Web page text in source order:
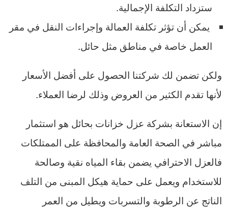
ستزداد التكلفة الإجمالية.
يمكن أن تؤثر تكلفة العمالة وإجراءات النقل في مقر
العمل خاصة في مناطق مثل حائل.
ولكن تضمن لك شركتنا الحصول على أفضل الأسعار
لأنها تقدم الكثير من العروض وذلك لرضا العملاء.
​إن الاستعانة بشركة عزل خزانات بحائل هو استثمار
مباشر في الصحة العامة والمحافظة على الممتلكات
فالعزل الاحترافي يضمن بقاء المياه نقية وصالحة
للاستخدام ويعمل على حماية هيكل المبنى من التلف
الناتج عن الرطوبة والتسربات ويطيل من العمر